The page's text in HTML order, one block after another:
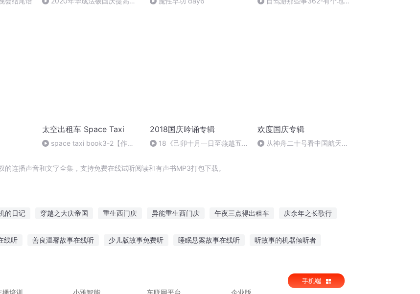
太空出租车 Space Taxi
space taxi book3-2【作
2018国庆吟诵专辑
18《己卯十月一日至燕越五
文天祥 自由吟诵
欢度国庆专辑
从神舟二十号看中国航天
连播声音和文字全集，支持免费在线试听阅读和有声书MP3打包下载。
的日记 穿越之大庆帝国 重生西门庆 异能重生西门庆 午夜三点得出租车 庆余年之长歌行
线听 善良温馨故事在线听 少儿版故事免费听 睡眠悬案故事在线听 听故事的机器倾听者
播培训 小雅智能 车联网平台 企业版
手机端